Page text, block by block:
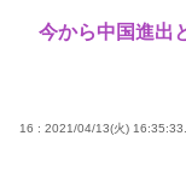
今から中国進出
16 : 2021/04/13(火)